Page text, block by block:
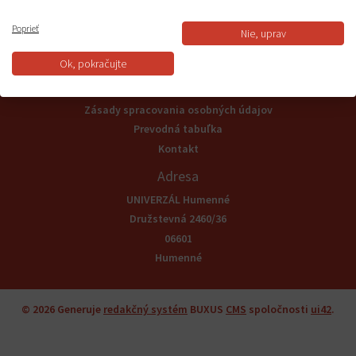
Informácie
Všeobecné obchodné podmienky
Reklamačný poriadok a odstúpenie od zmluvy
Zásady spracovania osobných údajov
Prevodná tabuľka
Kontakt
Adresa
UNIVERZÁL Humenné
Družstevná 2460/36
06601
Humenné
© 2026 Generuje redakčný systém BUXUS CMS spoločnosti ui42.
Poprieť Nie, uprav
Ok, pokračujte